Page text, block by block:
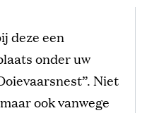
deze een
onder uw
Niet
ook vanwege